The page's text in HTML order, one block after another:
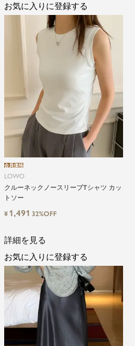
LOWO
クルーネックノースリーブTシャツ カッ
トソー
会員価格
¥ 1,491 32%OFF
お気に入りに登録する
詳細を見る
お気に入りに登録する